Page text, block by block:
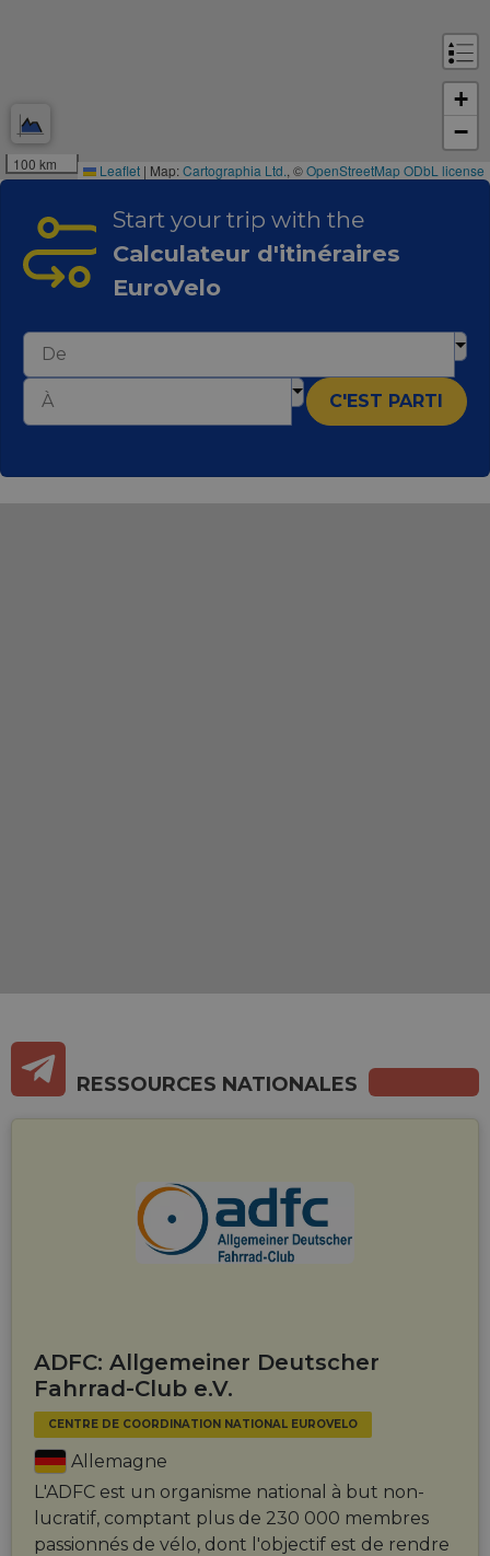
100 km
+
−
Leaflet | Map:Cartographia Ltd. , ©OpenStreetMapODbL license
Start your trip with the
Calculateur d'itinéraires
EuroVelo
C'EST PARTI
RESSOURCES NATIONALES
ADFC: Allgemeiner Deutscher
Fahrrad-Club e.V.
CENTRE DE COORDINATION NATIONAL EUROVELO
Allemagne
L'ADFC est un organisme national à but non-
lucratif, comptant plus de 230 000 membres
passionnés de vélo, dont l'objectif est de rendre
consistency
providing
personalized
services.